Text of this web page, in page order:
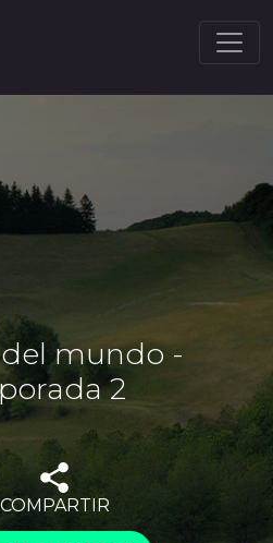
mundo -
2
COMPARTIR